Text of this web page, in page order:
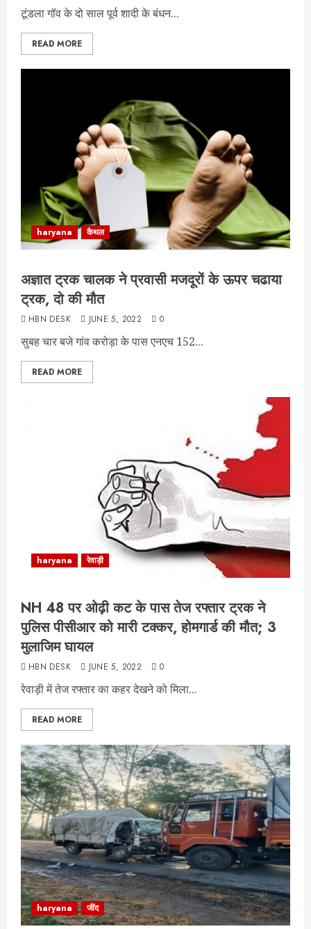
टूंडला गॉव के दो साल पूर्व शादी के बंधन...
READ MORE
haryana कैथल
अज्ञात ट्रक चालक ने प्रवासी मजदूरों के ऊपर चढाया
ट्रक, दो की मौत
HBN DESK JUNE 5, 2022 0
सुबह चार बजे गांव करोड़ा के पास एनएच 152...
READ MORE
haryana रेवाड़ी
NH 48 पर ओढ़ी कट के पास तेज रफ्तार ट्रक ने
पुलिस पीसीआर को मारी टक्कर, होमगार्ड की मौत; 3
मुलाजिम घायल
HBN DESK JUNE 5, 2022 0
रेवाड़ी में तेज रफ्तार का कहर देखने को मिला...
READ MORE
haryana जींद